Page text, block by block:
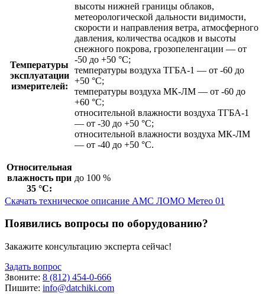
Температуры
эксплуатации
измерителей:
высоты нижней границы облаков,
метеорологической дальности видимости,
скорости и направления ветра, атмосферного
давления, количества осадков и высоты
снежного покрова, грозопеленгации — от
-50 до +50 °C;
температуры воздуха ТГБА-1 — от -60 до
+50 °C;
температуры воздуха МК-ЛМ — от -60 до
+60 °C;
относительной влажности воздуха ТГБА-1
— от -30 до +50 °C;
относительной влажности воздуха МК-ЛМ
— от -40 до +50 °C.
Относительная
влажность при
35 °C:
до 100 %
Скачать техническое описание АМС ЛОМО Метео 01
Появились вопросы по оборудованию?
Закажите консультацию эксперта сейчас!
Задать вопрос
Звоните: 8 (812) 454-0-666
Пишите: info@datchiki.com